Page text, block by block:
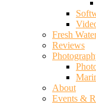
Fresh
Reviews
About
Events &